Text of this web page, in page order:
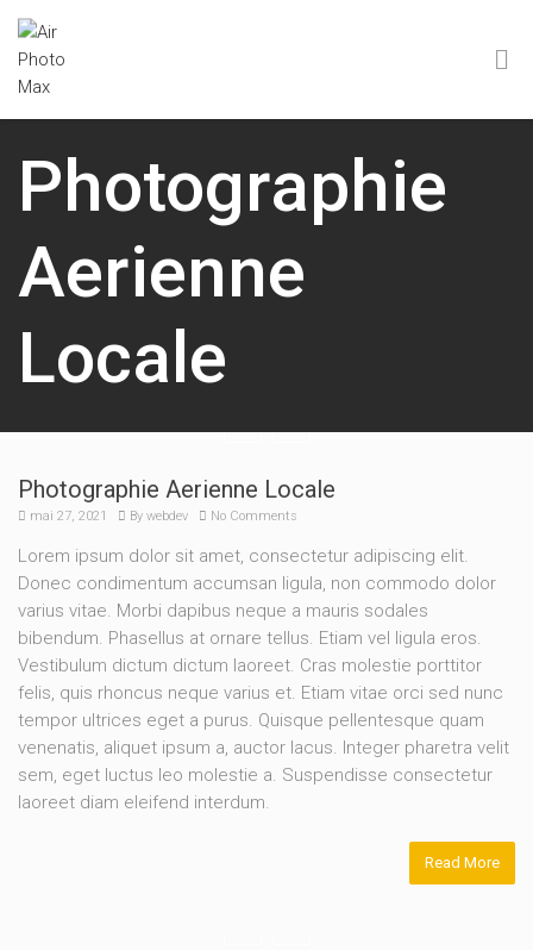
Photographie
Aerienne
Locale
Photographie Aerienne Locale
mai 27, 2021 By webdev No Comments
Lorem ipsum dolor sit amet, consectetur adipiscing elit.
Donec condimentum accumsan ligula, non commodo dolor
varius vitae. Morbi dapibus neque a mauris sodales
bibendum. Phasellus at ornare tellus. Etiam vel ligula eros.
Vestibulum dictum dictum laoreet. Cras molestie porttitor
felis, quis rhoncus neque varius et. Etiam vitae orci sed nunc
tempor ultrices eget a purus. Quisque pellentesque quam
venenatis, aliquet ipsum a, auctor lacus. Integer pharetra velit
sem, eget luctus leo molestie a. Suspendisse consectetur
laoreet diam eleifend interdum.
Read More